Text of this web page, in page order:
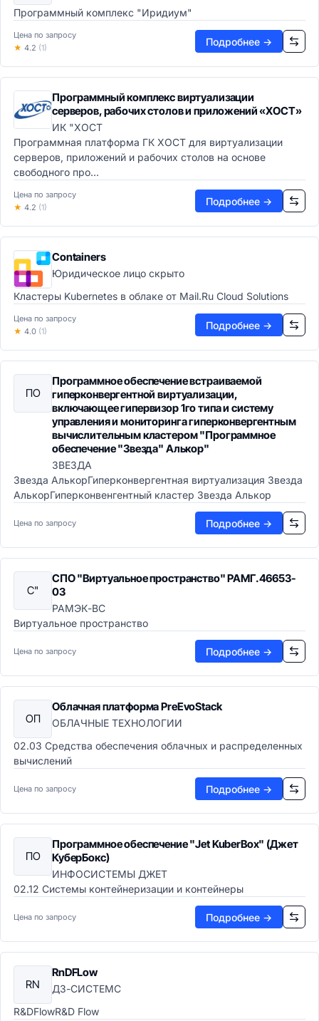
Серверные ОС
Десктопные ОС
Мобильные ОС
Системные утилиты
Виртуализация и облако
Гипервизоры
Kubernetes и контейнерная оркестрация
IaaS платформы
PaaS платформы
Service Mesh
Cloud-native платформы
СУБД и хранилища
Реляционные СУБД
NoSQL базы данных
In-Memory БД
Системы хранения данных (СХД)
Интеграционные платформы
ESB системы
Message-Oriented Middleware
ИТ-операции (ITSM)
ITSM-системы
Help Desk системы
APM-системы
CMDB системы
Программный комплекс "Иридиум"
Цена по запросу
★ 4.2 (1)
Подробнее →
Программный комплекс виртуализации
серверов, рабочих столов и приложений «ХОСТ»
ИК "ХОСТ
Программная платформа ГК ХОСТ для виртуализации
серверов, приложений и рабочих столов на оcнове
свободного про...
Цена по запросу
★ 4.2 (1)
Подробнее →
Containers
Юридическое лицо скрыто
Кластеры Kubernetes в облаке от Mail.Ru Cloud Solutions
Цена по запросу
★ 4.0 (1)
Подробнее →
ПО
Программное обеспечение встраиваемой
гиперконвергентной виртуализации,
включающее гипервизор 1го типа и систему
управления и мониторинга гиперконвергентным
вычислительным кластером "Программное
обеспечение "Звезда" Алькор"
ЗВЕЗДА
Звезда АлькорГиперконвергентная виртуализация Звезда
АлькорГиперконвенгентный кластер Звезда Алькор
Цена по запросу Подробнее →
С"
СПО "Виртуальное пространство" РАМГ.46653-
03
РАМЭК-ВС
Виртуальное пространство
Цена по запросу Подробнее →
ОП
Облачная платформа PreEvoStack
ОБЛАЧНЫЕ ТЕХНОЛОГИИ
02.03 Средства обеспечения облачных и распределенных
вычислений
Цена по запросу Подробнее →
ПО
Программное обеспечение "Jet KuberBox" (Джет
КуберБокс)
ИНФОСИСТЕМЫ ДЖЕТ
02.12 Системы контейнеризации и контейнеры
Цена по запросу Подробнее →
RN
RnDFLow
ДЗ-СИСТЕМС
R&DFlowR&D Flow